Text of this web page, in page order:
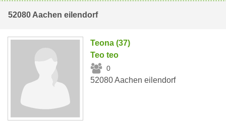
52080 Aachen eilendorf
Teona (37)
Teo teo
0
52080 Aachen eilendorf